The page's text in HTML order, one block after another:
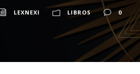
LEXNEXI LIBROS 0